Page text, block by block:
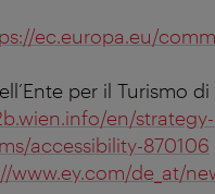
ec.europa.eu/
per il Turismo di
en/
accessibility-870106
www.ey.com/de_at/